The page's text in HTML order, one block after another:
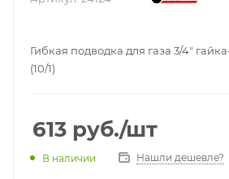
Гибкая подводка для газа 3/4"
(10/1)
613 руб./шт
В наличии Нашли дешевле?